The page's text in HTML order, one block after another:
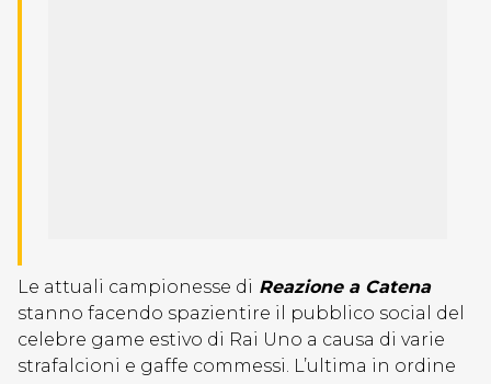
Le attuali campionesse di Reazione a Catena
stanno facendo spazientire il pubblico social del
celebre game estivo di Rai Uno a causa di varie
strafalcioni e gaffe commessi. L’ultima in ordine